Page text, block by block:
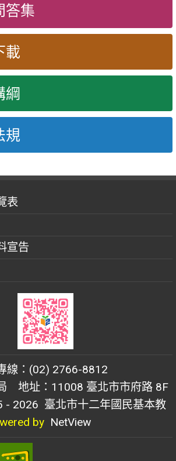
答集
載
綱
規
表
宣告
線：(02) 2766-8812
地址：11008 臺北市市府路 8F
- 2026 臺北市十二年國民基本教
by NetView